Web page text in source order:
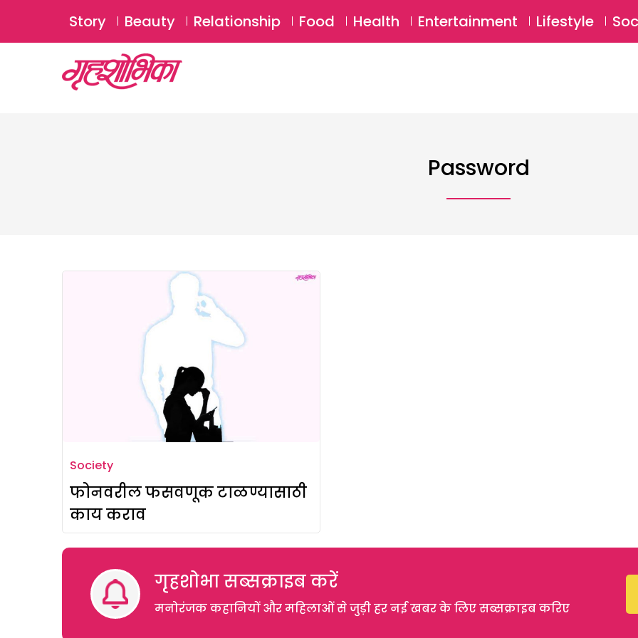
Story Beauty Relationship Food Health Entertainment Lifestyle
Password
Society
फोनवरील फसवणूक टाळण्यासाठी
काय कराव
गृहशोभा सब्सक्राइब करें
मनोरंजक कहानियों और महिलाओं से जुड़ी हर नई खबर के लिए सब्सक्राइब करिए